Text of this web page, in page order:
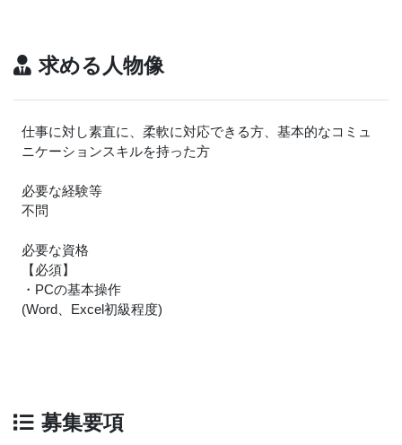
求める人物像
仕事に対し素直に、柔軟に対応できる方、基本的なコミュ
ニケーションスキルを持った方
必要な経験等
不問
必要な資格
【必須】
・PCの基本操作
(Word、Excel初級程度)
募集要項